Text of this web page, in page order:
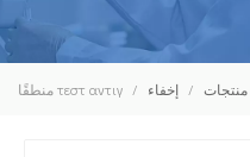
منتجات / إخفاء / τεστ αντιγ منطقًا